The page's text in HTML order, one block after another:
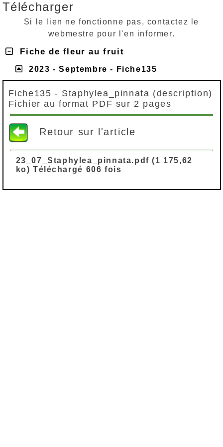
Télécharger
Si le lien ne fonctionne pas, contactez le
webmestre pour l'en informer.
Fiche de fleur au fruit
2023 - Septembre - Fiche135
Fiche135 - Staphylea_pinnata (description)
Fichier au format PDF sur 2 pages
Retour sur l'article
23_07_Staphylea_pinnata.pdf (1 175,62
ko) Téléchargé 606 fois